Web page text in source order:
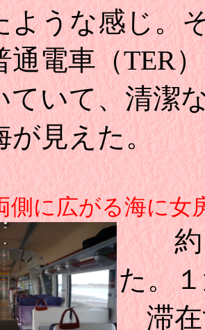
うな感じ。
通電車（TER
ていて、清潔
が見えた。
側に広がる海に女
約１
た。
滞在